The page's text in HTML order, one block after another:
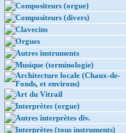
Compositeurs (orgue)
Compositeurs (divers)
Clavecins
Orgues
Autres instruments
Musique (terminologie)
Architecture locale (Chaux-de-
Fonds, et environs)
Art du Vitrail
Interprètes (orgue)
Autres interprètes div.
Interprètes (tous instruments)